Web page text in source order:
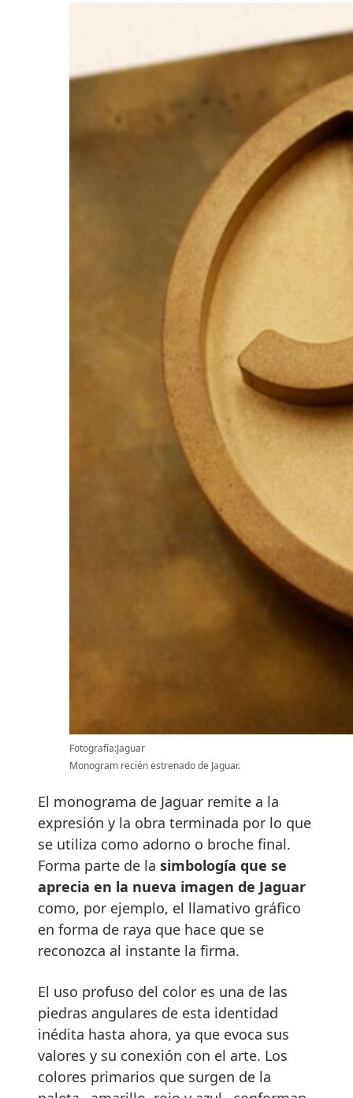
Fotografía:Jaguar
Monogram recién estrenado de Jaguar.
El monograma de Jaguar remite a la
expresión y la obra terminada por lo que
se utiliza como adorno o broche final.
Forma parte de la simbología que se
aprecia en la nueva imagen de Jaguar
como, por ejemplo, el llamativo gráfico
en forma de raya que hace que se
reconozca al instante la firma.
El uso profuso del color es una de las
piedras angulares de esta identidad
inédita hasta ahora, ya que evoca sus
valores y su conexión con el arte. Los
colores primarios que surgen de la